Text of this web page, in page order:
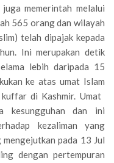
memerintah melalui
565 orang dan wilayah
telah dipajak kepada
Ini merupakan detik
lebih daripada 15
ke atas umat Islam
di Kashmir. Umat
kesungguhan dan ini
kezaliman yang
pada 13 Jul
dengan pertempuran